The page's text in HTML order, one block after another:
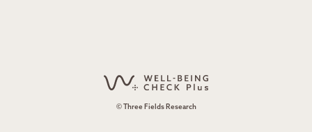
© Three Fields Research